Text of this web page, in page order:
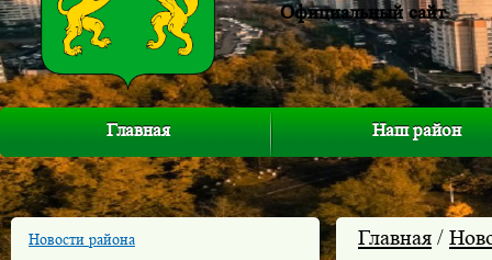
Официальный сайт
Главная Наш район
Новости района
Главная /